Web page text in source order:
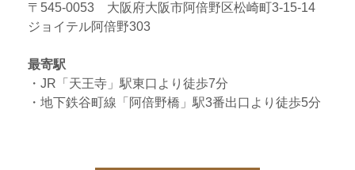
〒545-0053 大阪府大阪市阿倍野区松崎町3-15-14
ジョイテル阿倍野303
最寄駅
・JR「天王寺」駅東口より徒歩7分
・地下鉄谷町線「阿倍野橋」駅3番出口より徒歩5分